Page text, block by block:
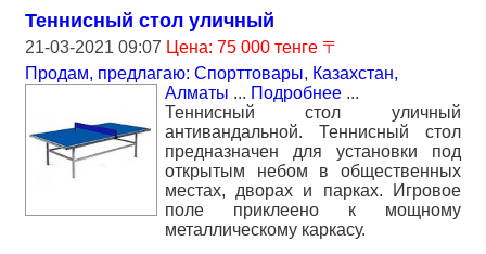
Теннисный стол уличный
21-03-2021 09:07 Цена: 75 000 тенге 〒
Продам, предлагаю: Спорттовары, Казахстан,
Алматы ... Подробнее ...
Теннисный стол уличный
антивандальной. Теннисный стол
предназначен для установки под
открытым небом в общественных
местах, дворах и парках. Игровое
поле приклеено к мощному
металлическому каркасу.